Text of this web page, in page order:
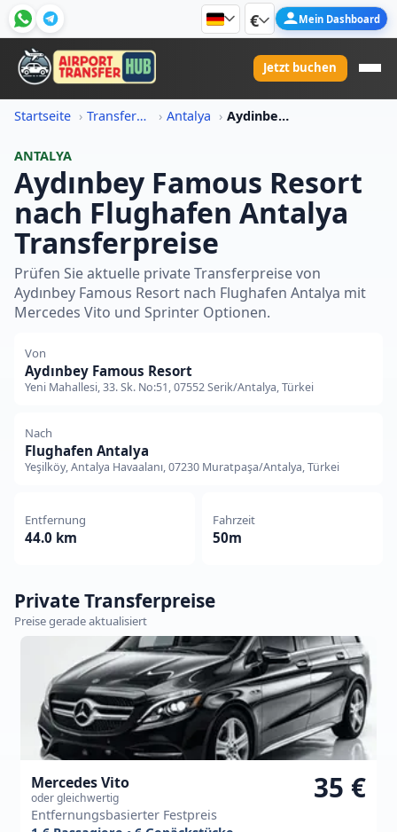
€ Mein Dashboard
Jetzt buchen
Startseite Transferpreis-Informationen Antalya Aydinbey Famous Resort Nach Flughafen Antalya Transferpreis
ANTALYA
Aydınbey Famous Resort
nach Flughafen Antalya
Transferpreise
Prüfen Sie aktuelle private Transferpreise von
Aydınbey Famous Resort nach Flughafen Antalya mit
Mercedes Vito und Sprinter Optionen.
Von
Aydınbey Famous Resort
Yeni Mahallesi, 33. Sk. No:51, 07552 Serik/Antalya, Türkei
Nach
Flughafen Antalya
Yeşilköy, Antalya Havaalanı, 07230 Muratpaşa/Antalya, Türkei
Entfernung
44.0 km
Fahrzeit
50m
Private Transferpreise
Preise gerade aktualisiert
Mercedes Vito
oder gleichwertig
Entfernungsbasierter Festpreis
35 €